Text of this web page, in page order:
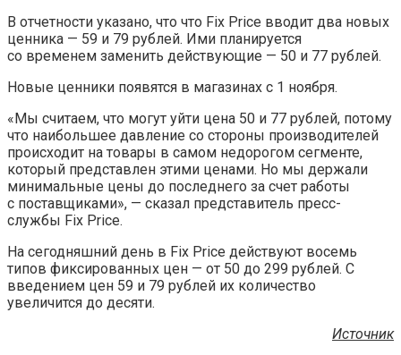
В отчетности указано, что что Fix Price вводит два новых
ценника — 59 и 79 рублей. Ими планируется
со временем заменить действующие — 50 и 77 рублей.
Новые ценники появятся в магазинах с 1 ноября.
«Мы считаем, что могут уйти цена 50 и 77 рублей, потому
что наибольшее давление со стороны производителей
происходит на товары в самом недорогом сегменте,
который представлен этими ценами. Но мы держали
минимальные цены до последнего за счет работы
с поставщиками», — сказал представитель пресс-
службы Fix Price.
На сегодняшний день в Fix Price действуют восемь
типов фиксированных цен — от 50 до 299 рублей. С
введением цен 59 и 79 рублей их количество
увеличится до десяти.
Источник